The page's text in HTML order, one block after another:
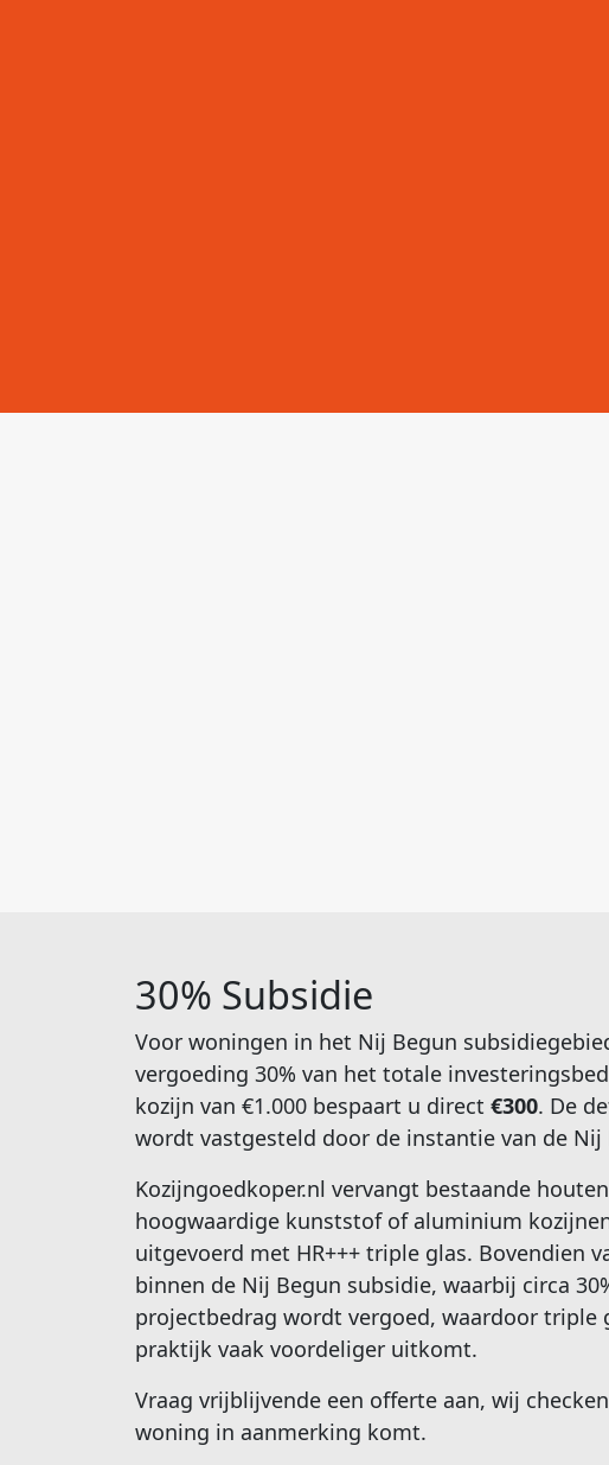
30% Subsidie
Voor woningen in het Nij Begun
vergoeding 30% van het totale
kozijn van €1.000 bespaart u direct €300. De
wordt vastgesteld door de instantie van de Nij
Kozijngoedkoper.nl vervangt bestaande
hoogwaardige kunststof of aluminium
uitgevoerd met HR+++ triple glas. Bovendien
binnen de Nij Begun subsidie, waarbij circa
projectbedrag wordt vergoed, waardoor triple
praktijk vaak voordeliger uitkomt.
Vraag vrijblijvende een offerte aan, wij
woning in aanmerking komt.